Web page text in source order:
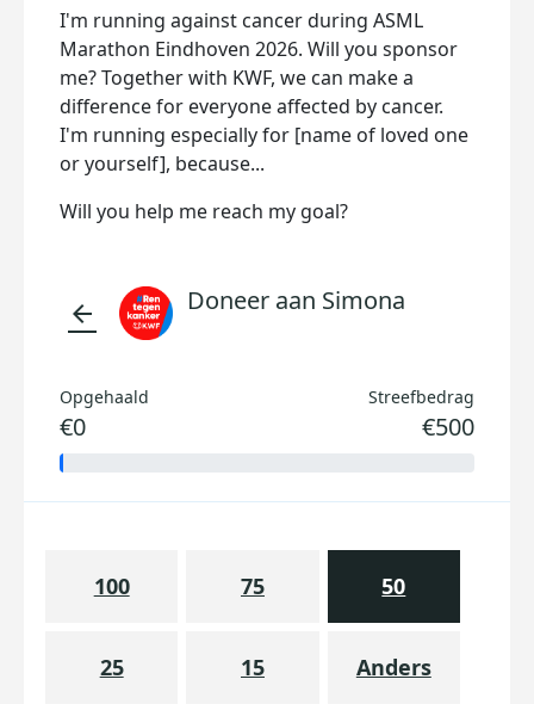
I'm running against cancer during ASML
Marathon Eindhoven 2026. Will you sponsor
me? Together with KWF, we can make a
difference for everyone affected by cancer.
I'm running especially for [name of loved one
or yourself], because...
Will you help me reach my goal?
arrow_back Doneer aan Simona
Opgehaald
€0
Streefbedrag
€500
100 75 50
25 15 Anders